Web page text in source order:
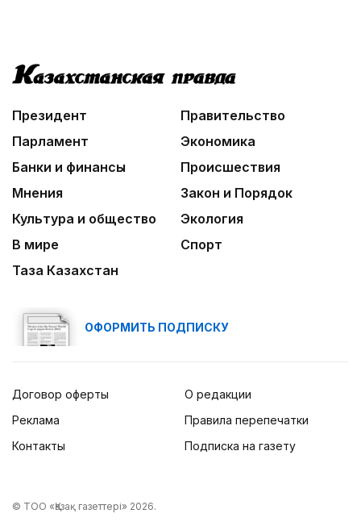
Президент
Правительство
Парламент
Экономика
Банки и финансы
Происшествия
Мнения
Закон и Порядок
Культура и общество
Экология
В мире
Спорт
Таза Казахстан
ОФОРМИТЬ ПОДПИСКУ
Договор оферты
Реклама
Контакты
О редакции
Правила перепечатки
Подписка на газету
© ТОО «Қазақ газеттері» 2026.